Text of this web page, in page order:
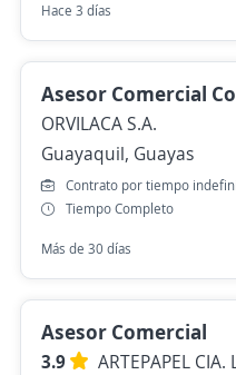
Hace 3 días
Asesor Comercial
ORVILACA S.A.
Guayaquil, Guayas
Contrato por tiempo
Tiempo Completo
Más de 30 días
Asesor Comercial
3.9
ARTEPAPEL CIA.